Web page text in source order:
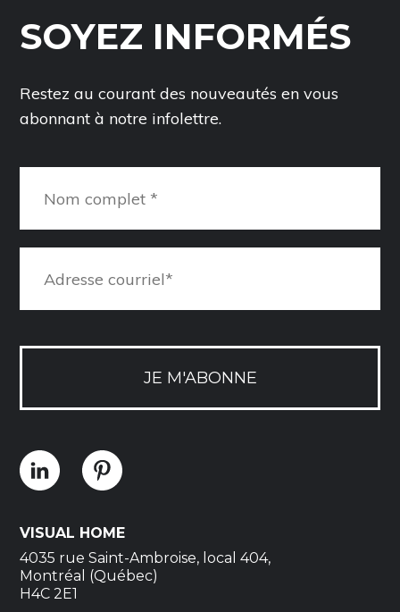
SOYEZ INFORMÉS
Restez au courant des nouveautés en vous
abonnant à notre infolettre.
JE M'ABONNE
VISUAL HOME
4035 rue Saint-Ambroise, local 404,
Montréal (Québec)
H4C 2E1